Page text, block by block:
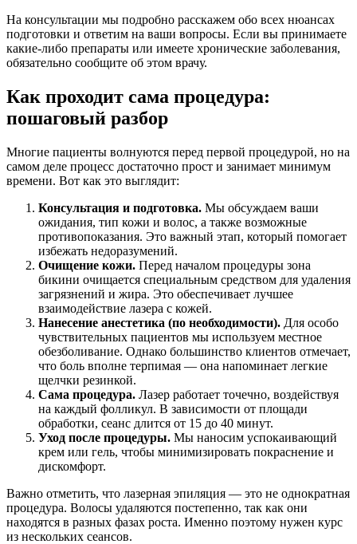
На консультации мы подробно расскажем обо всех нюансах
подготовки и ответим на ваши вопросы. Если вы принимаете
какие-либо препараты или имеете хронические заболевания,
обязательно сообщите об этом врачу.
Как проходит сама процедура:
пошаговый разбор
Многие пациенты волнуются перед первой процедурой, но на
самом деле процесс достаточно прост и занимает минимум
времени. Вот как это выглядит:
Консультация и подготовка. Мы обсуждаем ваши
ожидания, тип кожи и волос, а также возможные
противопоказания. Это важный этап, который помогает
избежать недоразумений.
Очищение кожи. Перед началом процедуры зона
бикини очищается специальным средством для удаления
загрязнений и жира. Это обеспечивает лучшее
взаимодействие лазера с кожей.
Нанесение анестетика (по необходимости). Для особо
чувствительных пациентов мы используем местное
обезболивание. Однако большинство клиентов отмечает,
что боль вполне терпимая — она напоминает легкие
щелчки резинкой.
Сама процедура. Лазер работает точечно, воздействуя
на каждый фолликул. В зависимости от площади
обработки, сеанс длится от 15 до 40 минут.
Уход после процедуры. Мы наносим успокаивающий
крем или гель, чтобы минимизировать покраснение и
дискомфорт.
Важно отметить, что лазерная эпиляция — это не однократная
процедура. Волосы удаляются постепенно, так как они
находятся в разных фазах роста. Именно поэтому нужен курс
из нескольких сеансов.